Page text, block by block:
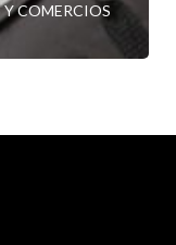
Y COMERCIOS